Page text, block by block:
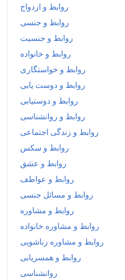
روابط و ازدواج
روابط و جنسی
روابط و جنسیت
روابط و خانواده
روابط و خواستگاری
روابط و دوست یابی
روابط و دوستیابی
روابط و روانشناسی
روابط و زندگی اجتماعی
روابط و سکس
روابط و عشق
روابط و عواطف
روابط و مسائل جنسی
روابط و مشاوره
روابط و مشاوره خانواده
روابط و مشاوره زناشویی
روابط و همسریابی
روانشناسی